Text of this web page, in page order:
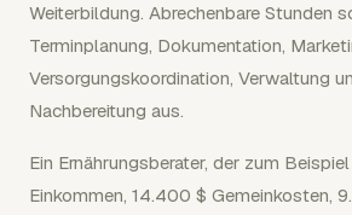
Weiterbildung. Abrechenbare Stunden
Terminplanung, Dokumentation,
Versorgungskoordination, Verwaltung
Nachbereitung aus.
Ein Ernährungsberater, der zum
Einkommen, 14.400 $ Gemeinkosten,